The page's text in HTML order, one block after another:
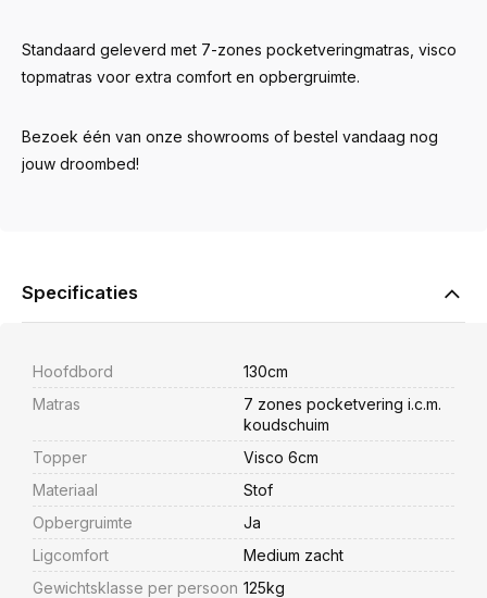
Standaard geleverd met 7-zones pocketveringmatras, visco
topmatras voor extra comfort en opbergruimte.
Bezoek één van onze showrooms of bestel vandaag nog
jouw droombed!
Specificaties
Hoofdbord
130cm
Matras
7 zones pocketvering i.c.m.
koudschuim
Topper
Visco 6cm
Materiaal
Stof
Opbergruimte
Ja
Ligcomfort
Medium zacht
Gewichtsklasse per persoon 125kg